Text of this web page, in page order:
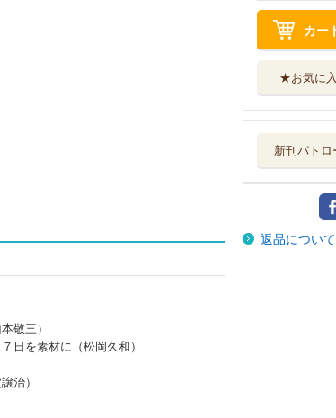
敬三）
日を素材に（松岡久和）
治）
カー
★お気に
新刊パトロ
返品について